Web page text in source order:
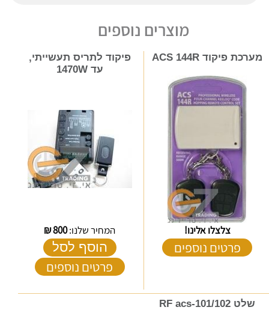
מוצרים נוספים
מערכת פיקוד ACS 144R
צלצלו אלינו!
פרטים נוספים
פיקוד לתריס תעשייתי,
עד 1470W
המחיר שלנו:800
₪
הוסף לסל
פרטים נוספים
שלט RF acs-101/102